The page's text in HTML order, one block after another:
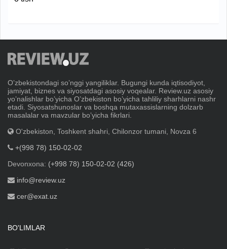
Oʼzbekistondagi soʼnggi yangiliklar. Bugungi kunda iqtisodiyot,
jamiyat, biznes va siyosatdagi asosiy voqealar. Review.uz asosiy
yoʼnalishlar boʼyicha Oʼzbekiston boʼyicha tahliliy sharhlarni nashr
etadi. Siyosatshunoslar va boshqa mutaxassislarning dolzarb
masalalar va mavzular boʼyicha fikrlari.
O'zbekiston, Toshkent shahri, Chilonzor tumani, Novza 6
+(998 78) 150-02-02
Devonxona: (+998 78) 150-02-02 (426)
info@review.uz
cer@exat.uz
BO'LIMLAR